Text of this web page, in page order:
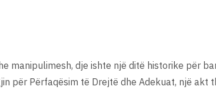
manipulimesh, dje ishte një ditë historike për
për Përfaqësim të Drejtë dhe Adekuat, një akt